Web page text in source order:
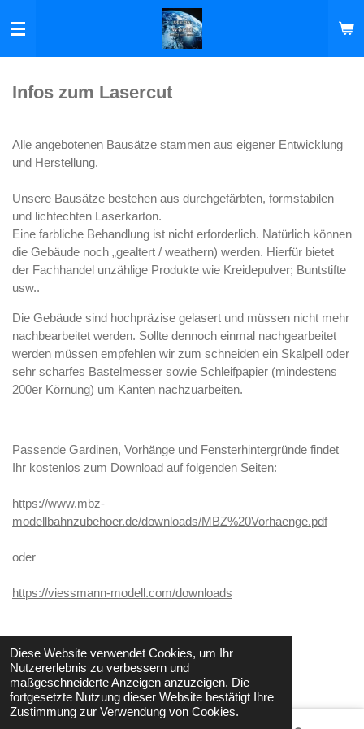
Diese Website verwendet Cookies, um Ihr
Nutzererlebnis zu verbessern und
maßgeschneiderte Anzeigen anzuzeigen. Die
fortgesetzte Nutzung dieser Website bestätigt Ihre
Zustimmung zur Verwendung von Cookies.
Hauptinhalt
Infos zum Lasercut
Alle angebotenen Bausätze stammen aus eigener Entwicklung
und Herstellung.
Unsere Bausätze bestehen aus durchgefärbten, formstabilen
und lichtechten Laserkarton.
Eine farbliche Behandlung ist nicht erforderlich. Natürlich können
die Gebäude noch „gealtert / weathern) werden. Hierfür bietet
der Fachhandel unzählige Produkte wie Kreidepulver; Buntstifte
usw..
Die Gebäude sind hochpräzise gelasert und müssen nicht mehr
nachbearbeitet werden. Sollte dennoch einmal nachgearbeitet
werden müssen empfehlen wir zum schneiden ein Skalpell oder
sehr scharfes Bastelmesser sowie Schleifpapier (mindestens
200er Körnung) um Kanten nachzuarbeiten.
Passende Gardinen, Vorhänge und Fensterhintergründe findet
Ihr kostenlos zum Download auf folgenden Seiten:
https://www.mbz-
modellbahnzubehoer.de/downloads/MBZ%20Vorhaenge.pdf
oder
https://viessmann-modell.com/downloads
© 2021 - 2026 StepsWorld
Mit Unterstützung von Webador